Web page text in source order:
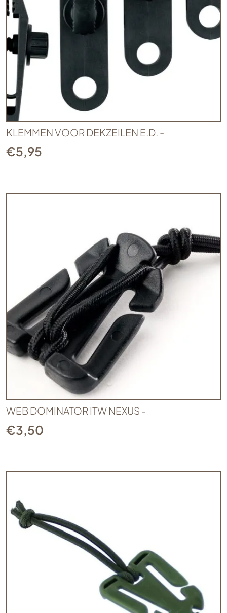
KLEMMEN VOOR DEKZEILEN E.D. -
€5,95
WEB DOMINATOR ITW NEXUS -
€3,50